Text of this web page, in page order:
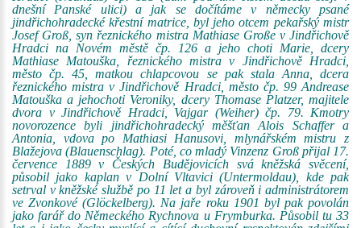
dnešní Panské ulici) a jak se dočítáme v německy psané
jindřichohradecké křestní matrice, byl jeho otcem pekařský mistr
Josef Groß, syn řeznického mistra Mathiase Große v Jindřichově
Hradci na Novém městě čp. 126 a jeho choti Marie, dcery
Mathiase Matouška, řeznického mistra v Jindřichově Hradci,
město čp. 45, matkou chlapcovou se pak stala Anna, dcera
řeznického mistra v Jindřichově Hradci, město čp. 99 Andrease
Matouška a jehochoti Veroniky, dcery Thomase Platzer, majitele
dvora v Jindřichově Hradci, Vajgar (Weiher) čp. 79. Kmotry
novorozence byli jindřichohradecký měšťan Alois Schaffer a
Antonia, vdova po Mathiasi Hanusovi, mlynářském mistru z
Blažejova (Blauenschlag). Poté, co mladý Vinzenz Groß přijal 17.
července 1889 v Českých Budějovicích svá kněžská svěcení,
působil jako kaplan v Dolní Vltavici (Untermoldau), kde pak
setrval v kněžské službě po 11 let a byl zároveň i administrátorem
ve Zvonkové (Glöckelberg). Na jaře roku 1901 byl pak povolán
jako farář do Německého Rychnova u Frymburka. Působil tu 33